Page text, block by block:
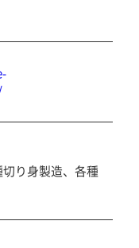
り身製造、各種